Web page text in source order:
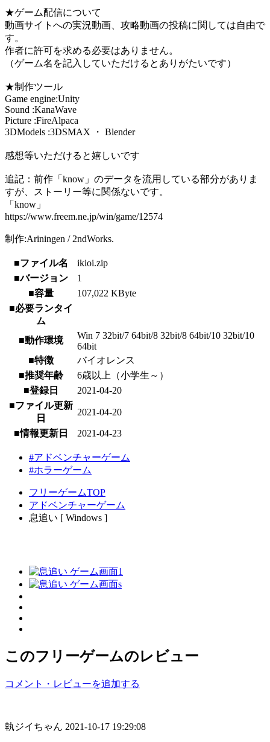
★ゲーム配信について
動画サイトへの実況動画、攻略動画の投稿に関しては自由で
す。
作者に許可を求める必要はありません。
（ゲーム名を記入していただけるとありがたいです）
★制作ツール
Game engine:Unity
Sound :KanaWave
Picture :FireAlpaca
3DModels :3DSMAX ・ Blender
感想等いただけると嬉しいです
追記：前作「know」のデータを流用している部分がありま
すが、ストーリー等に関係ないです。
「know」
https://www.freem.ne.jp/win/game/12574
制作:Ariningen / 2ndWorks.
■ファイル名
ikioi.zip
■バージョン
1
■容量
107,022 KByte
■必要ランタイ
ム
■動作環境
Win 7 32bit/7 64bit/8 32bit/8 64bit/10 32bit/10
64bit
■特徴
バイオレンス
■推奨年齢
6歳以上（小学生～）
■登録日
2021-04-20
■ファイル更新
日
2021-04-20
■情報更新日 2021-04-23
#アドベンチャーゲーム
#ホラーゲーム
フリーゲームTOP
アドベンチャーゲーム
息追い [ Windows ]
このフリーゲームのレビュー
コメント・レビューを追加する
執ジイちゃん 2021-10-17 19:29:08